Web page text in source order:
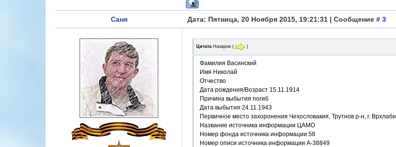
Саня Дата: Пятница, 20 Ноября 2015, 19:21:31 | Сообщение # 3
Цитата Назаров ( )
Фамилия Васинский
Имя Николай
Отчество
Дата рождения/Возраст 15.11.1914
Причина выбытия погиб
Дата выбытия 24.11.1943
Первичное место захоронения Чехословакия, Трутнов р-н, г. Врхлаби
Название источника информации ЦАМО
Номер фонда источника информации 58
Номер описи источника информации А-38849